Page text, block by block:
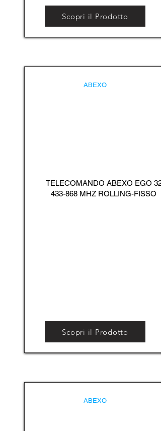
Scopri il Prodotto
ABEXO
TELECOMANDO ABEXO EGO 32
433-868 MHZ ROLLING-FISSO
Scopri il Prodotto
ABEXO